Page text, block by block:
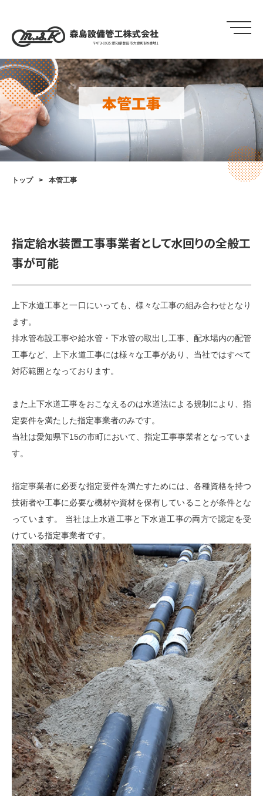
本管工事
トップ 本管工事
指定給水装置工事事業者として水回りの全般工
事が可能
上下水道工事と一口にいっても、様々な工事の組み合わせとなり
ます。
排水管布設工事や給水管・下水管の取出し工事、配水場内の配管
工事など、上下水道工事には様々な工事があり、当社ではすべて
対応範囲となっております。
また上下水道工事をおこなえるのは水道法による規制により、指
定要件を満たした指定事業者のみです。
当社は愛知県下15の市町において、指定工事事業者となっていま
す。
指定事業者に必要な指定要件を満たすためには、各種資格を持つ
技術者や工事に必要な機材や資材を保有していることが条件とな
っています。 当社は上水道工事と下水道工事の両方で認定を受
けている指定事業者です。